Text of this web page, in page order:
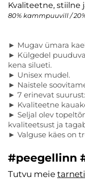
Kvaliteetne, stiilne
80% kammpuuvill /
► Mugav ümara
► Külgedel
kena silueti.
► Unisex mudel.
► Naistele
► 7 erinevat suurust:
► Kvaliteetne
► Seljal olev
kvaliteetsust ja
► Valguse käes on
#peegellinn
Tutvu meie